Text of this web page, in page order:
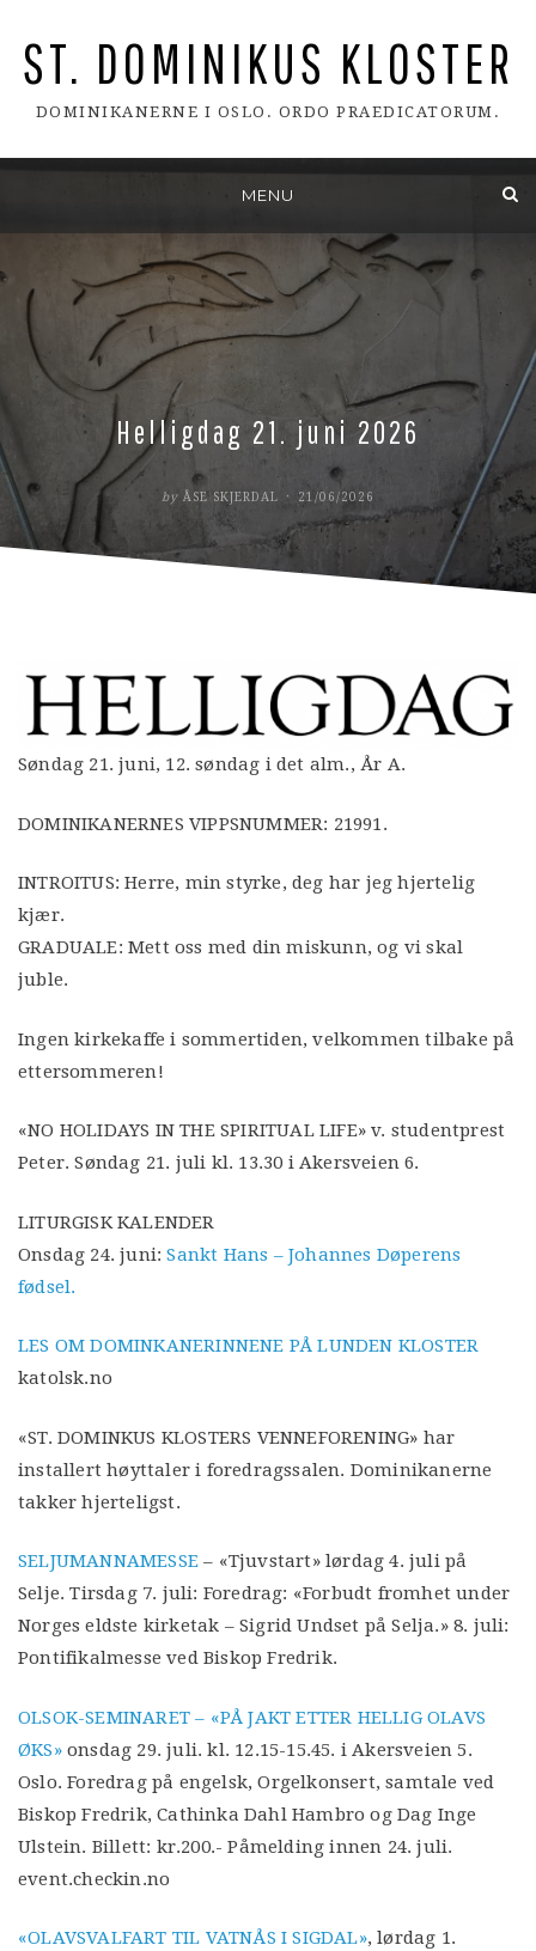
ST. DOMINIKUS KLOSTER
DOMINIKANERNE I OSLO. ORDO PRAEDICATORUM.
content
MENU
Helligdag 21. juni 2026
by ÅSE SKJERDAL
POSTED
21/06/2026
Søndag 21. juni, 12. søndag i det alm., År A.
DOMINIKANERNES VIPPSNUMMER: 21991.
INTROITUS: Herre, min styrke, deg har jeg hjertelig
kjær.
GRADUALE: Mett oss med din miskunn, og vi skal
juble.
Ingen kirkekaffe i sommertiden, velkommen tilbake på
ettersommeren!
«NO HOLIDAYS IN THE SPIRITUAL LIFE» v. studentprest
Peter. Søndag 21. juli kl. 13.30 i Akersveien 6.
LITURGISK KALENDER
Onsdag 24. juni:Sankt Hans – Johannes Døperens
fødsel.
LES OM DOMINKANERINNENE PÅ LUNDEN KLOSTER
katolsk.no
«ST. DOMINKUS KLOSTERS VENNEFORENING» har
installert høyttaler i foredragssalen. Dominikanerne
takker hjerteligst.
SELJUMANNAMESSE– «Tjuvstart» lørdag 4. juli på
Selje. Tirsdag 7. juli: Foredrag: «Forbudt fromhet under
Norges eldste kirketak – Sigrid Undset på Selja.» 8. juli:
Pontifikalmesse ved Biskop Fredrik.
OLSOK-SEMINARET – «PÅ JAKT ETTER HELLIG OLAVS
ØKS»onsdag 29. juli. kl. 12.15-15.45. i Akersveien 5.
Oslo. Foredrag på engelsk, Orgelkonsert, samtale ved
Biskop Fredrik, Cathinka Dahl Hambro og Dag Inge
Ulstein. Billett: kr.200.- Påmelding innen 24. juli.
event.checkin.no
«OLAVSVALFART TIL VATNÅS I SIGDAL», lørdag 1.